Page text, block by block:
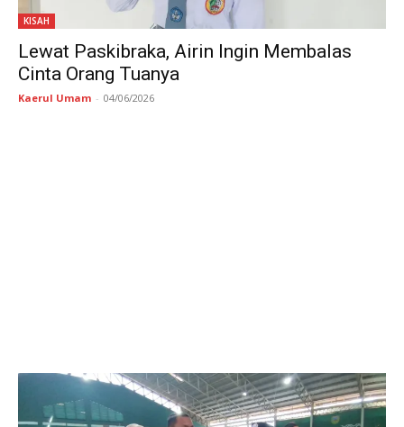
KISAH
Lewat Paskibraka, Airin Ingin Membalas
Cinta Orang Tuanya
Kaerul Umam - 04/06/2026